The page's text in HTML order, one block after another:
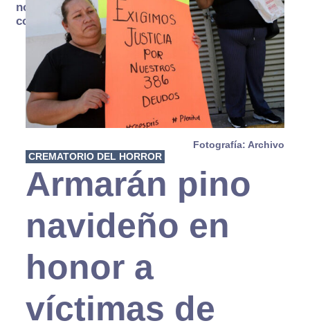
no se
consume
Fotografía: Archivo
CREMATORIO DEL HORROR
Armarán pino
navideño en
honor a
víctimas de